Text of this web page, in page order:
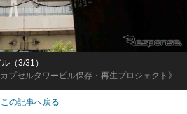
プセルタワービル保存・再生プロジェクト》
（3/31）
この記事へ戻る